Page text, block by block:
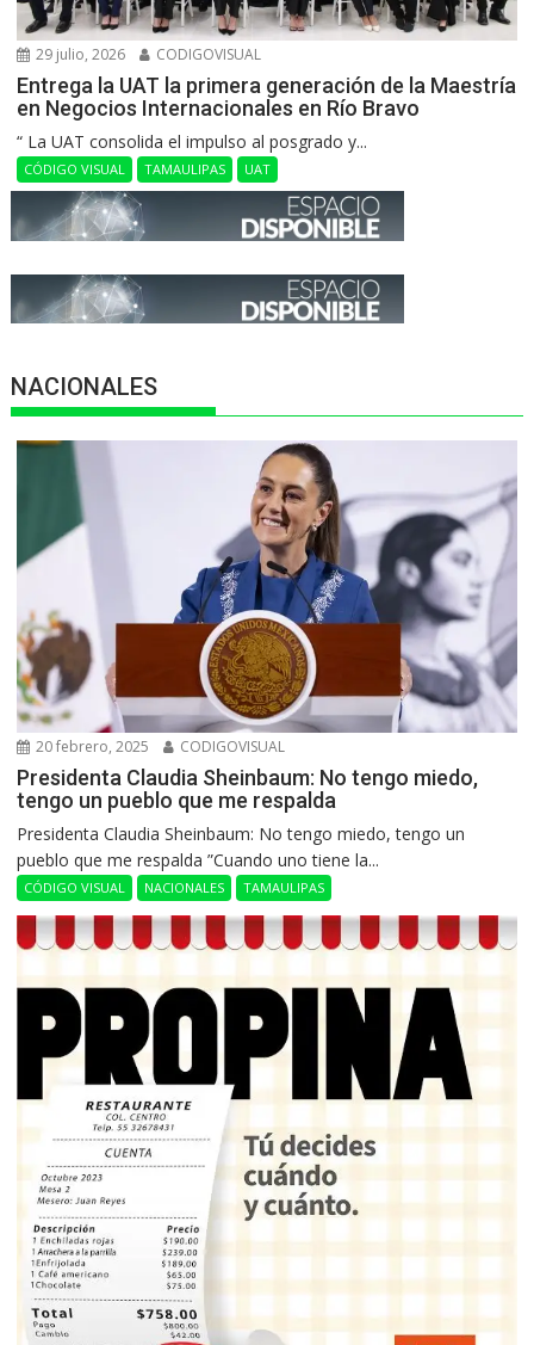
29 julio, 2026 CODIGOVISUAL
Entrega la UAT la primera generación de la Maestría
en Negocios Internacionales en Río Bravo
“ La UAT consolida el impulso al posgrado y...
CÓDIGO VISUAL TAMAULIPAS UAT
NACIONALES
20 febrero, 2025 CODIGOVISUAL
Presidenta Claudia Sheinbaum: No tengo miedo,
tengo un pueblo que me respalda
Presidenta Claudia Sheinbaum: No tengo miedo, tengo un
pueblo que me respalda ”Cuando uno tiene la...
CÓDIGO VISUAL NACIONALES TAMAULIPAS